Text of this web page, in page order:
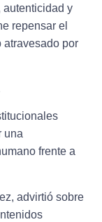
y
repensar el
atravesado por
una
frente a
advirtió sobre